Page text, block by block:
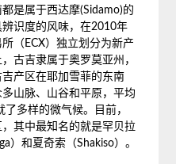
是属于西达摩(Sidamo)的
识度的风味，在2010年
（ECX）独立划分为新产
古吉隶属于奥罗莫亚州，
产区在耶加雪菲的东南
山脉、山谷和平原，平均
多样的微气候。目前，
其中最知名的就是罕贝拉
）和夏奇索（Shakiso）。